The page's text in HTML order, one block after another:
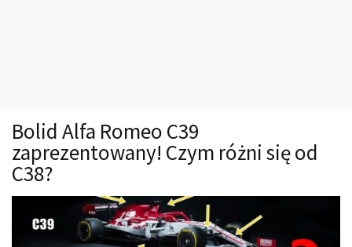
Technika jazdy
Oświetlenie
Kalkulatory
Przelicznik mocy
Auto z niemiec
Bolid Alfa Romeo C39
zaprezentowany! Czym różni się od
C38?